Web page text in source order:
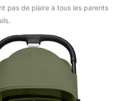
pas de plaire à tous les parents